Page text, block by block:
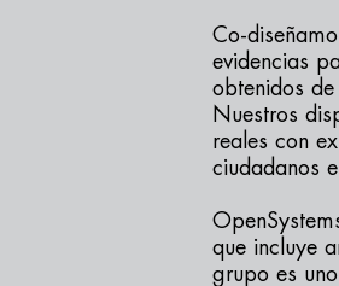
Co-
evidencias
obtenidos
Nuestros
reales con
ciudadanos
que incluye
grupo es